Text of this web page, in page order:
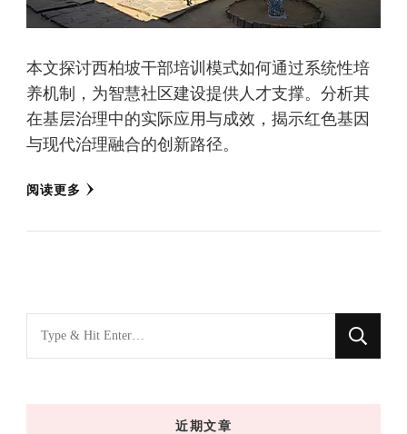
本文探讨西柏坡干部培训模式如何通过系统性培
养机制，为智慧社区建设提供人才支撑。分析其
在基层治理中的实际应用与成效，揭示红色基因
与现代治理融合的创新路径。
阅读更多
什
近期文章